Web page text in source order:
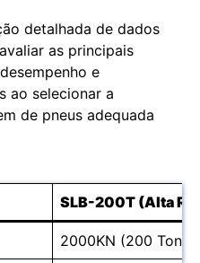
detalhada de dados
as principais
e
ao selecionar a
de pneus adequada
SLB-200T (Alta
2000KN (200